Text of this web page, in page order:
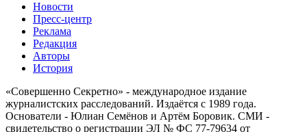
Новости
Пресс-центр
Реклама
Редакция
Авторы
История
«Совершенно Секретно» - международное издание
журналистских расследований. Издаётся с 1989 года.
Основатели - Юлиан Семёнов и Артём Боровик. CМИ -
свидетельство о регистрации ЭЛ № ФС 77-79634 от